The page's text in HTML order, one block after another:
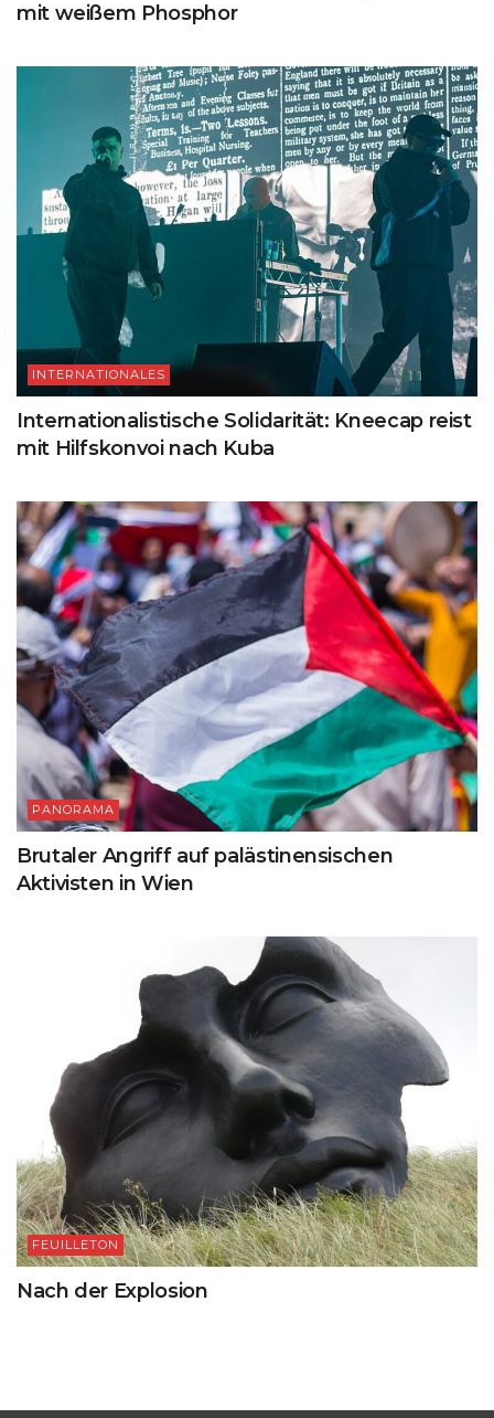
mit weißem Phosphor
INTERNATIONALES
Internationalistische Solidarität: Kneecap reist
mit Hilfskonvoi nach Kuba
PANORAMA
Brutaler Angriff auf palästinensischen
Aktivisten in Wien
FEUILLETON
Nach der Explosion